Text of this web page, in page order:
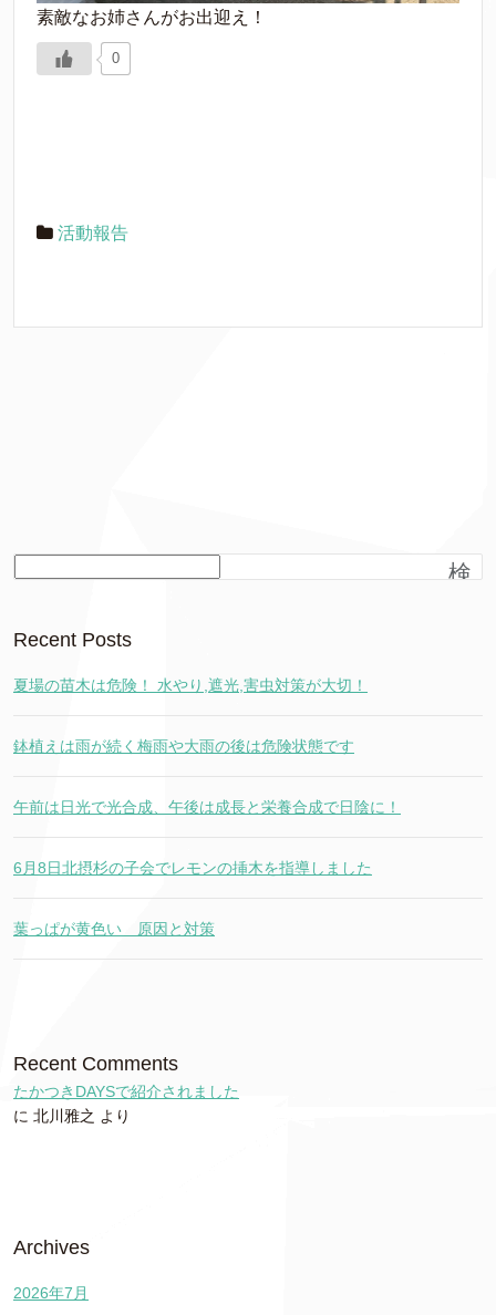
素敵なお姉さんがお出迎え！
0
活動報告
検
Recent Posts
夏場の苗木は危険！ 水やり,遮光,害虫対策が大切！
鉢植えは雨が続く梅雨や大雨の後は危険状態です
午前は日光で光合成、午後は成長と栄養合成で日陰に！
6月8日北摂杉の子会でレモンの挿木を指導しました
葉っぱが黄色い 原因と対策
Recent Comments
たかつきDAYSで紹介されました
に 北川雅之 より
Archives
2026年7月